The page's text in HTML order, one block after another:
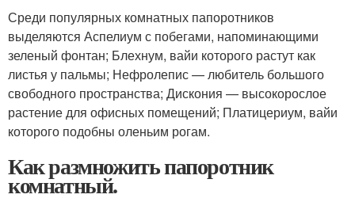
Среди популярных комнатных папоротников
выделяются Аспелиум с побегами, напоминающими
зеленый фонтан; Блехнум, вайи которого растут как
листья у пальмы; Нефролепис — любитель большого
свободного пространства; Дискония — высокорослое
растение для офисных помещений; Платицериум, вайи
которого подобны оленьим рогам.
Как размножить папоротник
комнатный.